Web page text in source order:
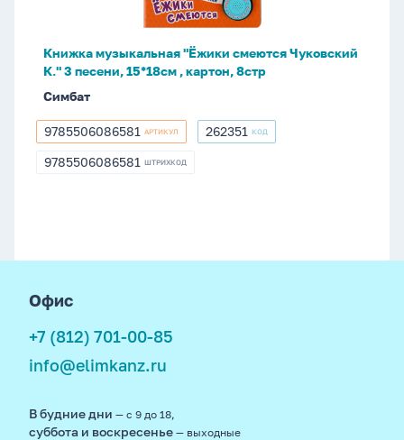
15*18см
,
картон,
8стр
Книжка музыкальная "Ёжики смеются Чуковский
К." 3 песени, 15*18см , картон, 8стр
Симбат
9785506086581
9785506086581 АРТИКУЛ 262351
262351 КОД
9785506086581
9785506086581 ШТРИХКОД
Офис
+7 (812) 701-00-85
info@elimkanz.ru
В будние дни — с 9 до 18,
суббота и воскресенье — выходные